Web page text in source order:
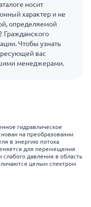
носит
характер и не
определяемой
Гражданского
Чтобы узнать
вас
менеджерами.
гидравлическое
на преобразовании
в энергию потока
для перемещения
давления в область
целым спектром